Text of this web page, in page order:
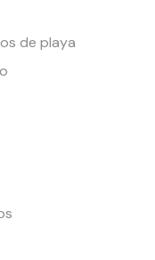
de playa